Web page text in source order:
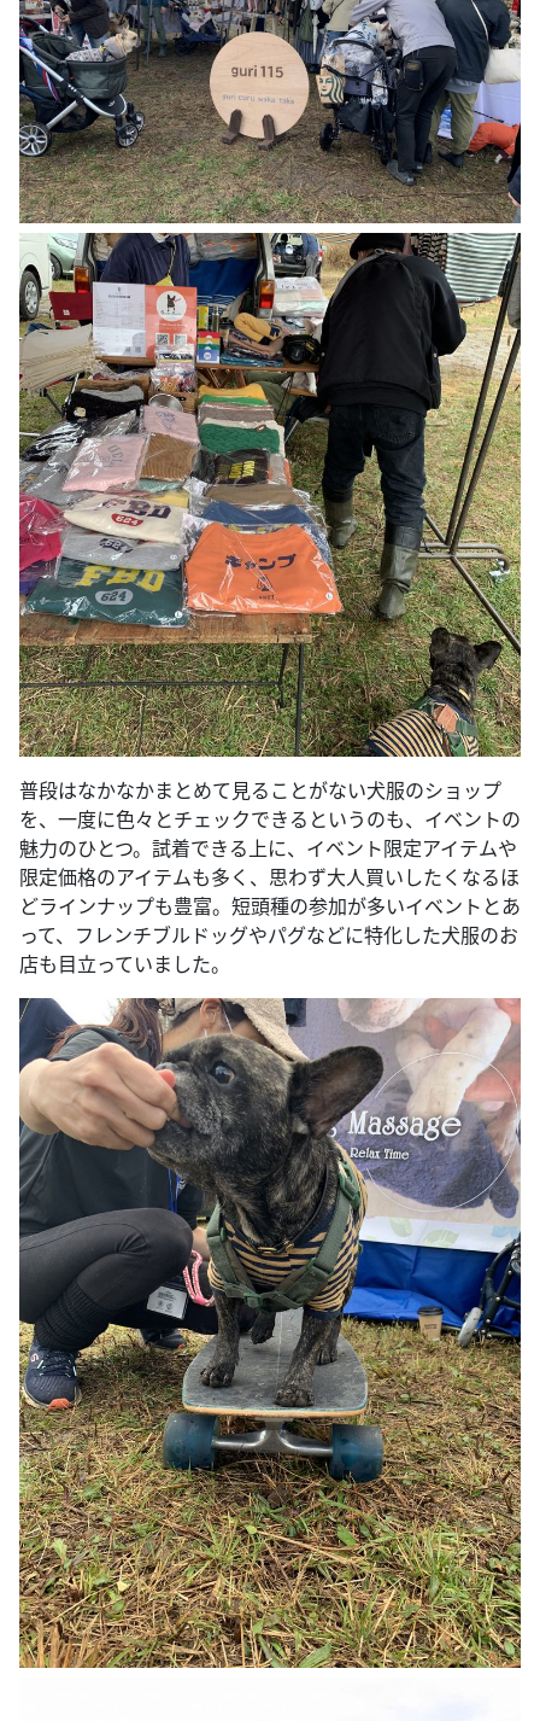
普段はなかなかまとめて見ることがない犬服のショップ
を、一度に色々とチェックできるというのも、イベントの
魅力のひとつ。試着できる上に、イベント限定アイテムや
限定価格のアイテムも多く、思わず大人買いしたくなるほ
どラインナップも豊富。短頭種の参加が多いイベントとあ
って、フレンチブルドッグやパグなどに特化した犬服のお
店も目立っていました。